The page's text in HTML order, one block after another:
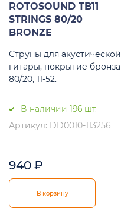
ROTOSOUND TB11
STRINGS 80/20
BRONZE
Струны для акустической
гитары, покрытие бронза
80/20, 11-52.
В наличии 196 шт.
Артикул: DD0010-113256
940 ₽
В корзину